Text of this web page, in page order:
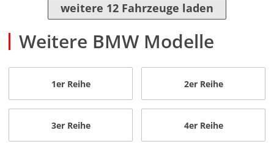
weitere 12 Fahrzeuge laden
Weitere BMW Modelle
1er Reihe 2er Reihe
3er Reihe 4er Reihe